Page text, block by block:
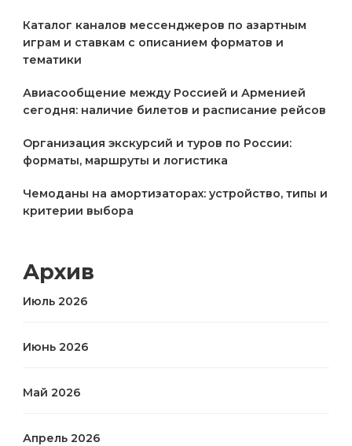
Каталог каналов мессенджеров по азартным
играм и ставкам с описанием форматов и
тематики
Авиасообщение между Россией и Арменией
сегодня: наличие билетов и расписание рейсов
Организация экскурсий и туров по России:
форматы, маршруты и логистика
Чемоданы на амортизаторах: устройство, типы и
критерии выбора
Архив
Июль 2026
Июнь 2026
Май 2026
Апрель 2026